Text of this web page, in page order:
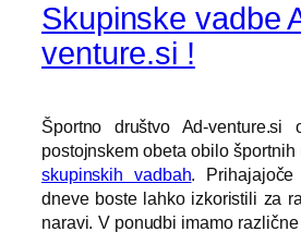
Skupinske vadbe
venture.si !
Športno društvo Ad-
postojnskem obeta obilo
skupinskih vadbah.
dneve boste lahko izkoristili za
naravi. V ponudbi imamo različne